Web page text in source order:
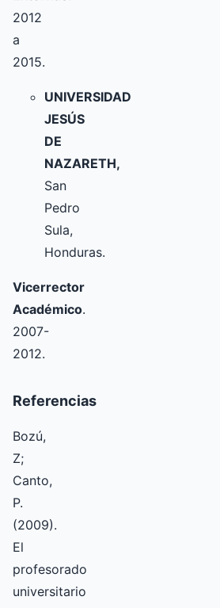
2012
a
2015.
UNIVERSIDAD
JESÚS
DE
NAZARETH,
San
Pedro
Sula,
Honduras.
Vicerrector
Académico.
2007-
2012.
Referencias
Bozú,
Z;
Canto,
P.
(2009).
El
profesorado
universitario